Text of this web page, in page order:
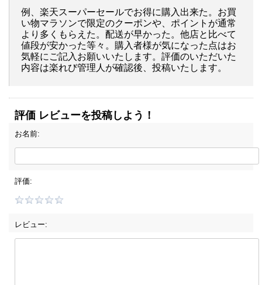
例、楽天スーパーセールでお得に購入出来た。お買
い物マラソンで限定のクーポンや、ポイントが通常
より多くもらえた。配送が早かった。他店と比べて
値段が安かった等々。購入者様が気になった点はお
気軽にご記入お願いいたします。評価のいただいた
内容は楽れび管理人が確認後、投稿いたします。
評価 レビューを投稿しよう！
お名前:
評価:
レビュー: